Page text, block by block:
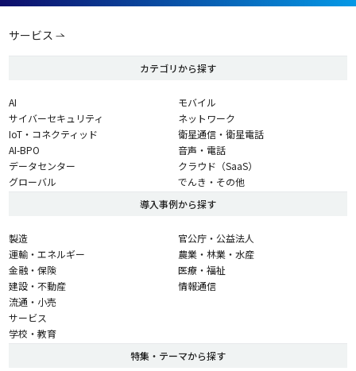
サービス
カテゴリから探す
AI
サイバーセキュリティ
IoT・コネクティッド
AI-BPO
データセンター
グローバル
モバイル
ネットワーク
衛星通信・衛星電話
音声・電話
クラウド（SaaS）
でんき・その他
導入事例から探す
製造
運輸・エネルギー
金融・保険
建設・不動産
流通・小売
サービス
学校・教育
官公庁・公益法人
農業・林業・水産
医療・福祉
情報通信
特集・テーマから探す